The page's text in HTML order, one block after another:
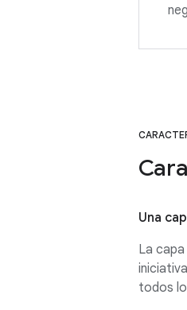
Una
La
todos